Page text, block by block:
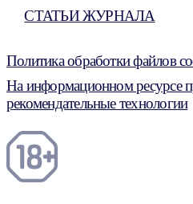
СТАТЬИ ЖУРНАЛА
Политика обработки файлов
На информационном ресурсе
рекомендательные технологии